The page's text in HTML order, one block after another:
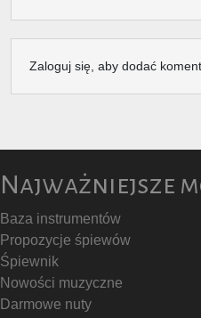
Zaloguj się, aby dodać
Najważniejsze
Baza instrumentów
Propozycje śpiewów
Śpiewnik
Nowości muzyczne
Darmowe nuty